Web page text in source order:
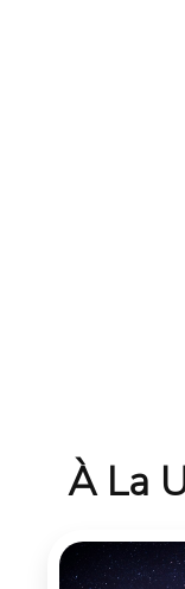
À La